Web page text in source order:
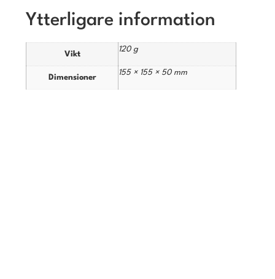
Ytterligare information
Vikt
120 g
Dimensioner
155 × 155 × 50 mm